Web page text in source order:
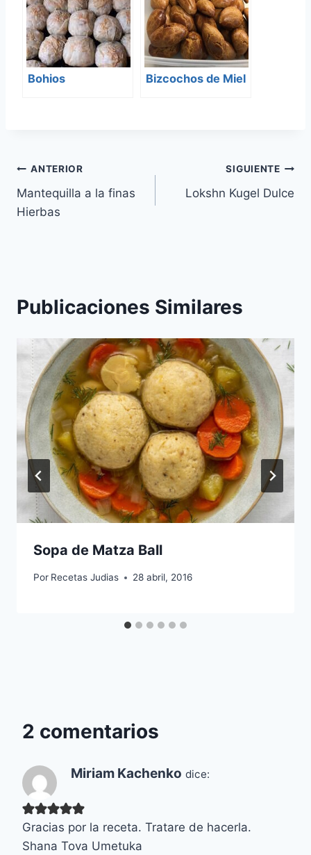
Bohios Bizcochos de Miel
Navegación
de
ANTERIOR
Mantequilla a la finas
Hierbas
SIGUIENTE
Lokshn Kugel Dulce
Publicaciones Similares
Sopa de Matza Ball
Por Recetas Judias 28 abril, 2016
2 comentarios
Miriam Kachenko dice:
Gracias por la receta. Tratare de hacerla.
Shana Tova Umetuka